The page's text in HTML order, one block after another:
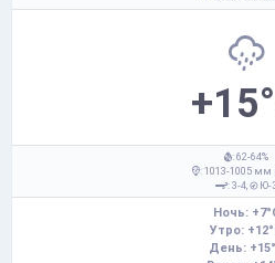
: 62-64%
: 1013-1005 мм
: 3-4,
Ю-
Ночь:
Утро:
День: